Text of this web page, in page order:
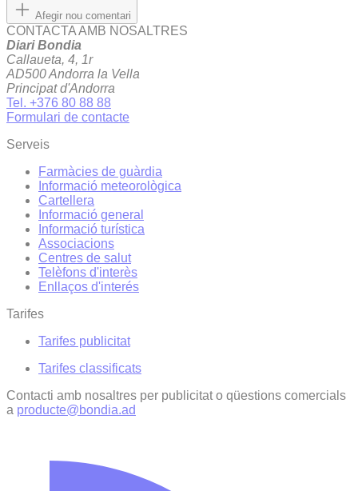
Afegir nou comentari
CONTACTA AMB NOSALTRES
Diari Bondia
Callaueta, 4, 1r
AD500 Andorra la Vella
Principat d'Andorra
Tel. +376 80 88 88
Formulari de contacte
Serveis
Farmàcies de guàrdia
Informació meteorològica
Cartellera
Informació general
Informació turística
Associacions
Centres de salut
Telèfons d'interès
Enllaços d'interés
Tarifes
Tarifes publicitat
Tarifes classificats
Contacti amb nosaltres per publicitat o qüestions comercials
a producte@bondia.ad